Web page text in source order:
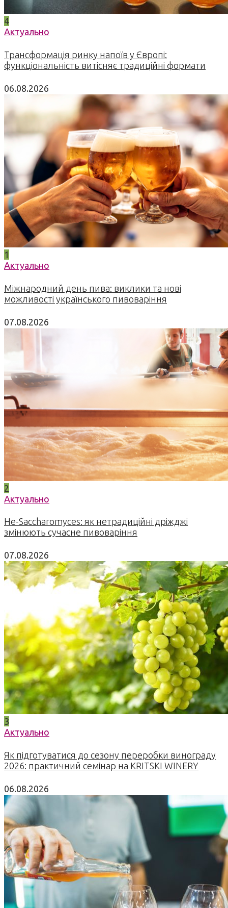
4
Актуально
Трансформація ринку напоїв у Європі:
функціональність витісняє традиційні формати
06.08.2026
1
Актуально
Міжнародний день пива: виклики та нові
можливості українського пивоваріння
07.08.2026
2
Актуально
Не-Saccharomyces: як нетрадиційні дріжджі
змінюють сучасне пивоваріння
07.08.2026
3
Актуально
Як підготуватися до сезону переробки винограду
2026: практичний семінар на KRITSKI WINERY
06.08.2026